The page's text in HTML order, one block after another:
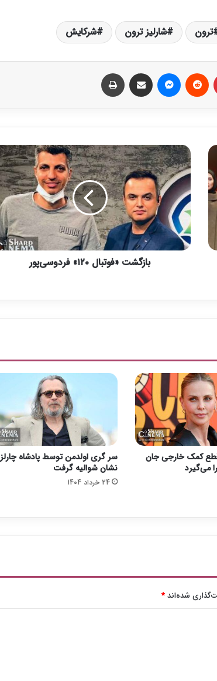
ترون شارلیز ترون شرکایش
ب
ا
ز
گ
ش
ت
«
ف
و
ل
ف
ر
د
و
س
ی‌
پ
و
ر
بازگشت «فوتبال ۱۲۰» فردوسی‌پور
قطع کمک خارجی جان
می‌گیرد
سر گری اولدمن توسط پادشاه چارلز
نشان شوالیه گرفت
24 خرداد 1404
شده‌اند*